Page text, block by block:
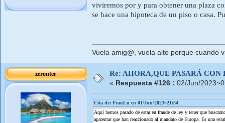
viviremos por y para obtener una plaza
se hace una hipoteca de un piso o casa.
Vuela amig@, vuela alto porque cuando
zeronter Re: AHORA,QUE PASARÁ
« Respuesta #126 : 02/Jun/
Cita de: FranLu en 01/Jun/2023~21:54
Aquí hemos pasado de estar en fraude de ley y tener que
aparentar que han reaccionado al mandato de Europa. Es una